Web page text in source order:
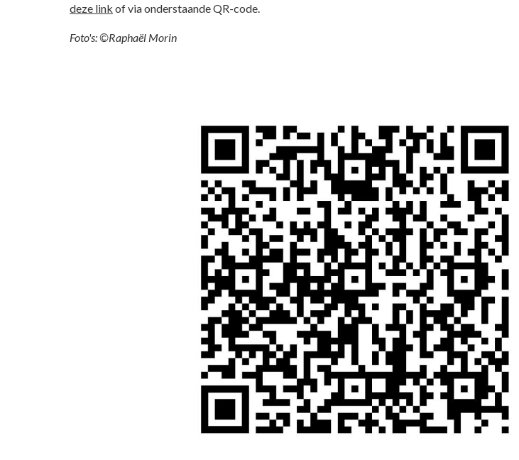
deze link of via onderstaande QR-code.
Foto's: ©Raphaël Morin